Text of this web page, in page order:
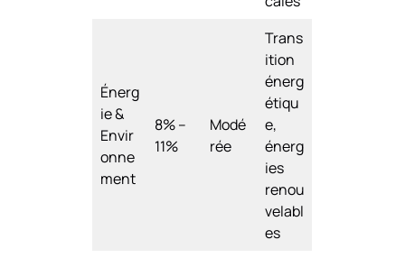
Énerg
ie &
Envir
onne
ment
8% –
11%
Modé
rée
Trans
ition
énerg
étiqu
e,
énerg
ies
renou
velabl
es